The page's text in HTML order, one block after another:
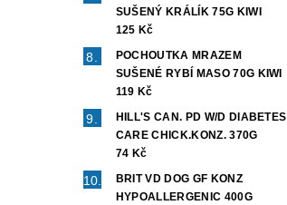
SUŠENÝ KRÁLÍK 75G KIWI
125 Kč
POCHOUTKA MRAZEM
SUŠENÉ RYBÍ MASO 70G KIWI
119 Kč
HILL'S CAN. PD W/D DIABETES
CARE CHICK.KONZ. 370G
74 Kč
BRIT VD DOG GF KONZ
HYPOALLERGENIC 400G